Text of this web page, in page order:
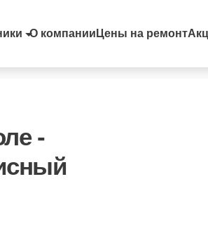
О компании Цены на ремонт
-